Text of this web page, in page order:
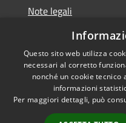
Note legali
Dichiarazione di
Accessibilità
Questo sito web utilizza
necessari al corretto
nonché un cookie
informazioni
Per maggiori dettagli, può